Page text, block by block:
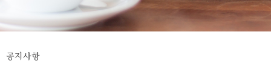
공지사항